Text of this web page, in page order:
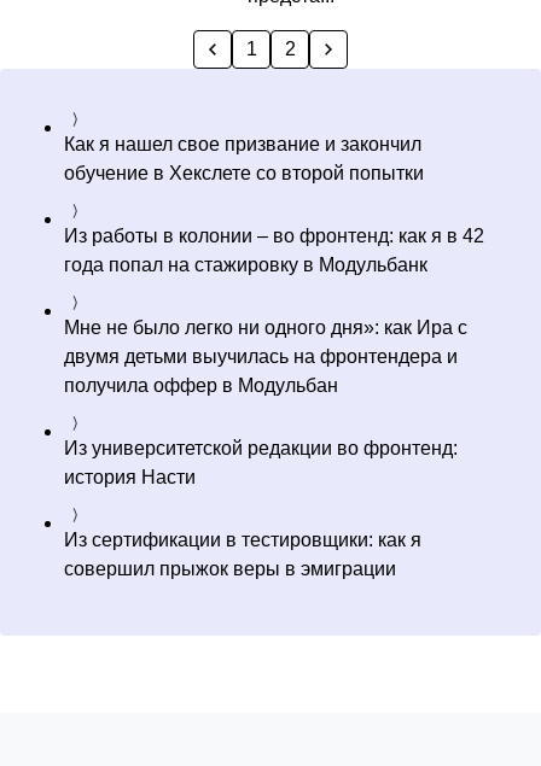
1 2
Как я нашел свое призвание и закончил
обучение в Хекслете со второй попытки
Из работы в колонии – во фронтенд: как я в 42
года попал на стажировку в Модульбанк
Мне не было легко ни одного дня»: как Ира с
двумя детьми выучилась на фронтендера и
получила оффер в Модульбан
Из университетской редакции во фронтенд:
история Насти
Из сертификации в тестировщики: как я
совершил прыжок веры в эмиграции